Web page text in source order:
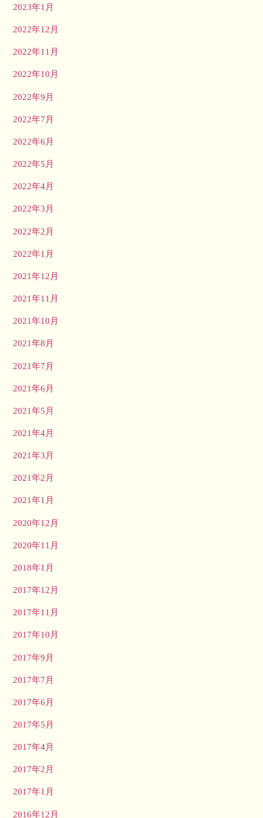
2023年1月
2022年12月
2022年11月
2022年10月
2022年9月
2022年7月
2022年6月
2022年5月
2022年4月
2022年3月
2022年2月
2022年1月
2021年12月
2021年11月
2021年10月
2021年8月
2021年7月
2021年6月
2021年5月
2021年4月
2021年3月
2021年2月
2021年1月
2020年12月
2020年11月
2018年1月
2017年12月
2017年11月
2017年10月
2017年9月
2017年7月
2017年6月
2017年5月
2017年4月
2017年2月
2017年1月
2016年12月